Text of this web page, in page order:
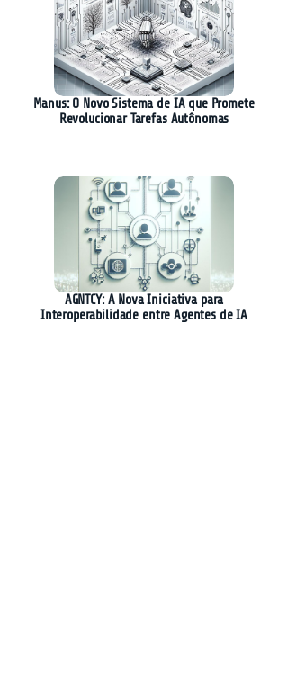
Manus: O Novo Sistema de IA que Promete
Revolucionar Tarefas Autônomas
AGNTCY: A Nova Iniciativa para
Interoperabilidade entre Agentes de IA